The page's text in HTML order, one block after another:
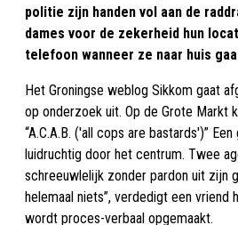
politie zijn handen vol aan de
dames voor de zekerheid hun
telefoon wanneer ze naar huis
Het Groningse weblog Sikkom gaat
op onderzoek uit. Op de Grote Markt
“A.C.A.B. ('all cops are bastards')”
luidruchtig door het centrum. Twee
schreeuwlelijk zonder pardon uit zijn
helemaal niets”, verdedigt een vriend
wordt proces-verbaal opgemaakt.